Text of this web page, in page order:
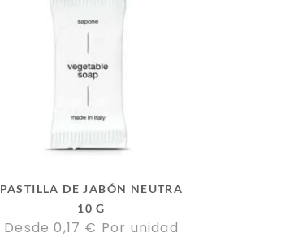
PASTILLA DE JABÓN NEUTRA
10 G
Desde 0,17 € Por unidad